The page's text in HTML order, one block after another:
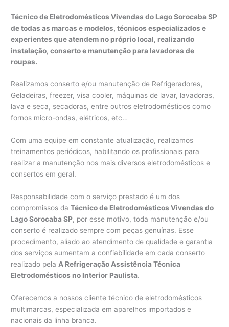
Técnico de Eletrodomésticos Vivendas do Lago Sorocaba SP
de todas as marcas e modelos, técnicos especializados e
experientes que atendem no próprio local, realizando
instalação, conserto e manutenção para lavadoras de
roupas.
Realizamos conserto e/ou manutenção de Refrigeradores,
Geladeiras, freezer, visa cooler, máquinas de lavar, lavadoras,
lava e seca, secadoras, entre outros eletrodomésticos como
fornos micro-ondas, elétricos, etc…
Com uma equipe em constante atualização, realizamos
treinamentos periódicos, habilitando os profissionais para
realizar a manutenção nos mais diversos eletrodomésticos e
consertos em geral.
Responsabilidade com o serviço prestado é um dos
compromissos daTécnico de Eletrodomésticos Vivendas do
Lago Sorocaba SP, por esse motivo, toda manutenção e/ou
conserto é realizado sempre com peças genuínas. Esse
procedimento, aliado ao atendimento de qualidade e garantia
dos serviços aumentam a confiabilidade em cada conserto
realizado pela A Refrigeração Assistência Técnica
Eletrodomésticos no Interior Paulista.
Oferecemos a nossos cliente técnico de eletrodomésticos
multimarcas, especializada em aparelhos importados e
nacionais da linha branca.